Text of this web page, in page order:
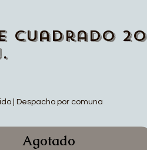
Cuadrado 20
Despacho por comuna
Agotado